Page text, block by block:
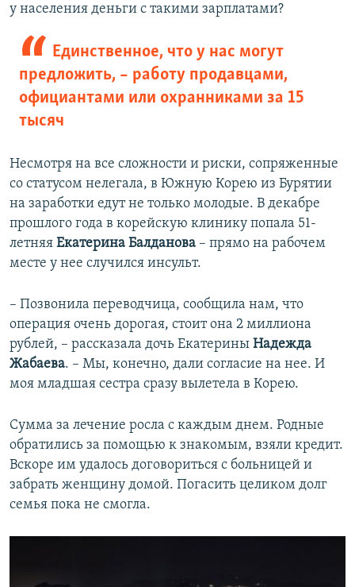
у населения деньги с такими зарплатами?
Единственное, что у нас могут
предложить, – работу продавцами,
официантами или охранниками за 15
тысяч
Несмотря на все сложности и риски, сопряженные
со статусом нелегала, в Южную Корею из Бурятии
на заработки едут не только молодые. В декабре
прошлого года в корейскую клинику попала 51-
летняя Екатерина Балданова – прямо на рабочем
месте у нее случился инсульт.
– Позвонила переводчица, сообщила нам, что
операция очень дорогая, стоит она 2 миллиона
рублей, – рассказала дочь Екатерины Надежда
Жабаева. – Мы, конечно, дали согласие на нее. И
моя младшая сестра сразу вылетела в Корею.
Сумма за лечение росла с каждым днем. Родные
обратились за помощью к знакомым, взяли кредит.
Вскоре им удалось договориться с больницей и
забрать женщину домой. Погасить целиком долг
семья пока не смогла.